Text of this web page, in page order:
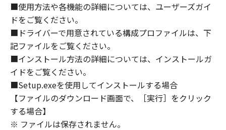
らの販売代理店および販売店、並びにキヤノン
のライセンサーは、お客様による「本ソフトウ
ェア」の使用を支援すること、および「本ソフ
トウェア」に対してアップデート、バグの修正
あるいはサポートを行うことについて、いかな
る責任も負うものではありません。
７．保証の否認・免責
(1) 「本ソフトウェア」は、『現状のまま』の
状態で使用許諾されます。キヤノン、キヤノン
■使用方法や各機能の詳細については、ユーザーズガイ
ドをご覧ください。
■ドライバーで用意されている構成プロファイルは、下
記ファイルをご覧ください。
■インストール方法の詳細については、インストールガ
イドをご覧ください。
■Setup.exeを使用してインストールする場合
【ファイルのダウンロード画面で、［実行］をクリック
する場合】
※ ファイルは保存されません。